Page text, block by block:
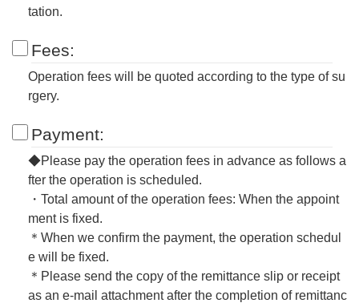
tation.
Fees:
Operation fees will be quoted according to the type of su
rgery.
Payment:
◆Please pay the operation fees in advance as follows a
fter the operation is scheduled.
・Total amount of the operation fees: When the appoint
ment is fixed.
＊When we confirm the payment, the operation schedul
e will be fixed.
＊Please send the copy of the remittance slip or receipt
as an e-mail attachment after the completion of remittanc